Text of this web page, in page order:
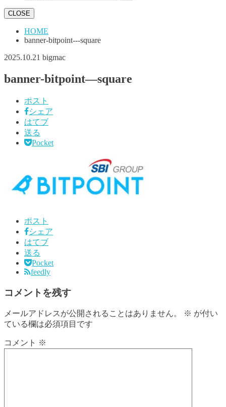
CLOSE
HOME
banner-bitpoint---square
2025.10.21 bigmac
banner-bitpoint—square
ポスト
シェア
はてブ
送る
Pocket
ポスト
シェア
はてブ
送る
Pocket
feedly
コメントを残す
メールアドレスが公開されることはありません。 ※ が付い
ている欄は必須項目です
コメント ※